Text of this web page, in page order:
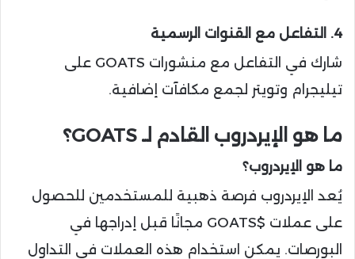
4. التفاعل مع القنوات الرسمية
شارك في التفاعل مع منشورات GOATS على
تيليجرام وتويتر لجمع مكافآت إضافية.
ما هو الإيردروب القادم لـ GOATS؟
ما هو الإيردروب؟
يُعد الإيردروب فرصة ذهبية للمستخدمين للحصول
على عملات $GOATS مجانًا قبل إدراجها في
البورصات. يمكن استخدام هذه العملات في التداول